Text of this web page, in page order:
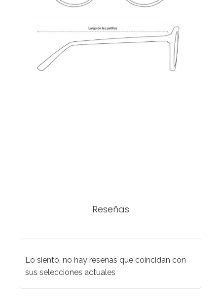
Reseñas
Lo siento, no hay reseñas que coincidan con
sus selecciones actuales